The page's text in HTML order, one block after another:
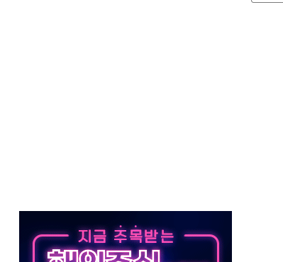
' 공격… 시민들 공포감 극대화 전략
감에 홀로 상한가…마진 잔액은 사상 최고
中과 비교해야"
'의 대민 봉사
발사… 올해 10번째·42일 만 도발
기… 반군·마약카르텔이 습득해 전투 활용